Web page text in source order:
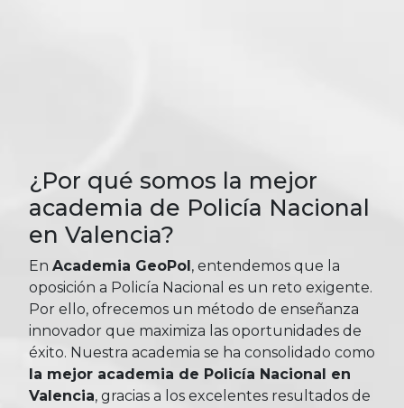
¿Por qué somos la mejor
academia de Policía Nacional
en Valencia?
En Academia GeoPol , entendemos que la
oposición a Policía Nacional es un reto exigente.
Por ello, ofrecemos un método de enseñanza
innovador que maximiza las oportunidades de
éxito. Nuestra academia se ha consolidado como
la mejor academia de Policía Nacional en
Valencia, gracias a los excelentes resultados de